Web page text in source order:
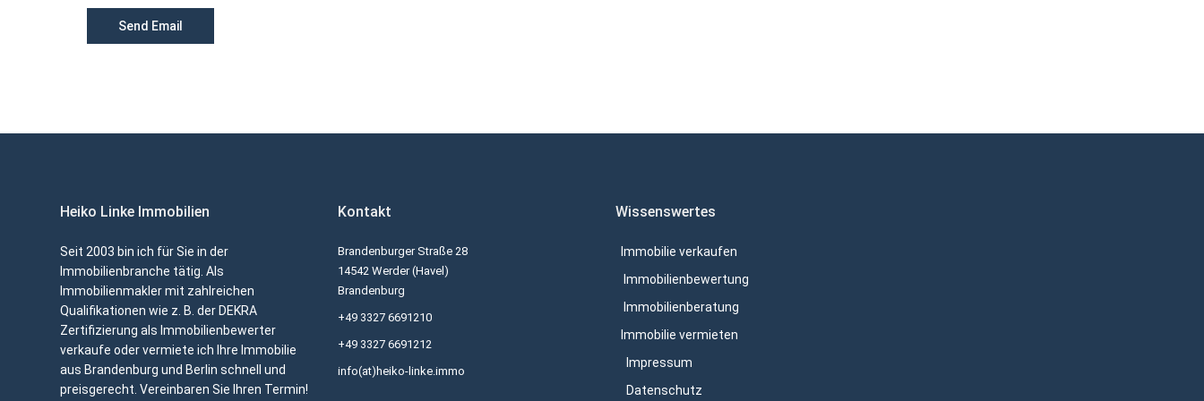
Heiko Linke Immobilien
Seit 2003 bin ich für Sie in der
Immobilienbranche tätig. Als
Immobilienmakler mit zahlreichen
Qualifikationen wie z. B. der DEKRA
Zertifizierung als Immobilienbewerter
verkaufe oder vermiete ich Ihre Immobilie
aus Brandenburg und Berlin schnell und
preisgerecht. Vereinbaren Sie Ihren Termin!
Kontakt
Brandenburger Straße 28
14542 Werder (Havel)
Brandenburg
+49 3327 6691210
+49 3327 6691212
info(at)heiko-linke.immo
Wissenswertes
Immobilie verkaufen
Immobilienbewertung
Immobilienberatung
Immobilie vermieten
Impressum
Datenschutz